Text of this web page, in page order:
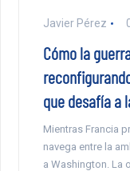
Javier Pérez
Cómo la
que desafía a
Mientras Francia
navega entre la
a Washington. La